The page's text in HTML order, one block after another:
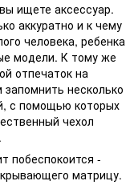
ищете аксессуар.
аккуратно и к чему
человека, ребенка
модели. К тому же
отпечаток на
несколько
с помощью которых
чехол
побеспокоится -
матрицу.